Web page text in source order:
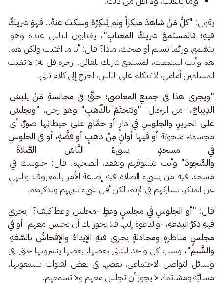
يقول: "كلُّ مَنْ شاهدَ منكراً ولم يُنكِرْهُ وسكتَ عنهُ.. فهوَ شريكٌ
فيهِ؛ فالمستمعُ شريكُ المغتابِ"، يغتابون الناس عنده وهو
يتسَّمع، وربَّما تبسم أو ضحك، ماذا؟ قال: أنا ما اغتبت ولكن هم!
هم وأنت استمعت، المستمع شريك للقائل. ازجره قل له: لا تغتب
المسلمين أمامي، لا تتكلم على الناس، اخرج إلى كلام ثاني.
"ويجري هذا في جميعِ المعاصي؛ حتَّىٰ في مجالسةِ مَنْ يلبسُ
الدِيباجَ، -من الرجال- "ويَتختَمُ بالذّهبِ" وهو رجل، "ويجلسُ
على الحريرِ، والجلوسِ في دارٍ أو حمَّامٍ علىٰ حيطانِها صورٌ، أي
مجسمة، منحوتة أو فيها أوانٍ مِنْ ذهبٍ أو فضَّةٍ، أو في الجلوسِ
في مسجدٍ يسيءُ النَّاسُ الصَّلاةَ
والسُّجودَ" وأنت تتشوفهم وتقعد، انصحهم! قال: جلوسك في
مسجد فيه من يسيء الصلاة فيه إضاعة الأمر بالمعروف والنهي
عن المنكر، تشاركهم في الإثم، لكن أقل شيء تنبههم وتذكرهم.
قال: "أو الجلوسِ في مجلسٍ وعظٍ -مجلس وعظ كيف؟- يجري
فيهِ ذكرُ البدعةِ، -والدعوة إليها فلا يجوز لك أن تجلس معهم- أو في
مجلسٍ مناظرةٍ ومجادلةٍ يجري فيهِ الإيذاءُ والإفحاشُ بالسَّفهِ
والشَّتمِ"، وسب كل واحد للثاني بعضها، بعضها ينشرونها حتى في
وسائل التواصل الاجتماعي، بعضها في بعض القنوات تسمعونها،
مسابَّة ومشاتمة، لا يجوز أن تجلس معهم ولا تسمعهم.